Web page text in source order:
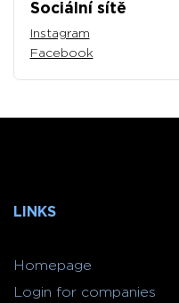
Sociální sítě
Instagram
Facebook
LINKS
Homepage
Login for companies